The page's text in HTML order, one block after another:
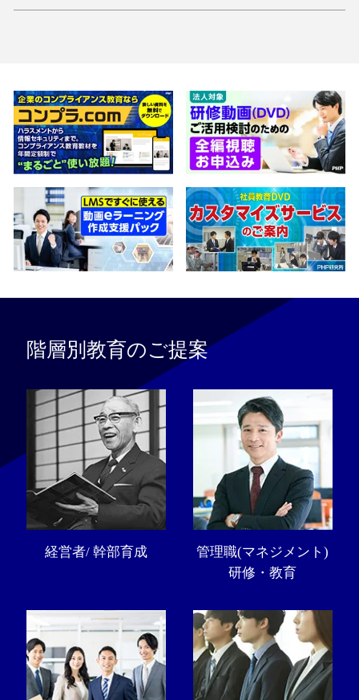
階層別教育のご提案
経営者/ 幹部育成
管理職(マネジメント)
研修・教育